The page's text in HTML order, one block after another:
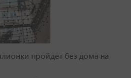
пройдет без дома на